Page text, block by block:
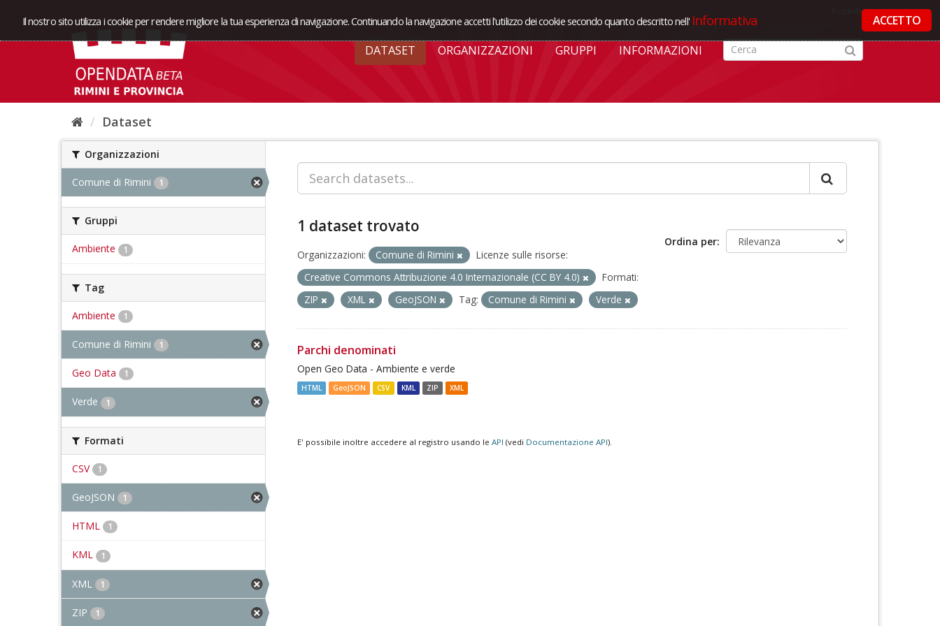
Il nostro sito utilizza i cookie per rendere migliore la tua esperienza di navigazione. Continuando la navigazione accetti l'utilizzo dei cookie secondo quanto descritto nell' Informativa ACCETTO
DATASET ORGANIZZAZIONI GRUPPI INFORMAZIONI
Dataset
Organizzazioni
Comune di Rimini 1
Gruppi
Ambiente 1
Tag
Ambiente 1
Comune di Rimini 1
Geo Data 1
Verde 1
Formati
CSV 1
GeoJSON 1
HTML 1
KML 1
XML 1
ZIP 1
Ordina per
1 dataset trovato
Organizzazioni: Comune di Rimini
Licenze sulle risorse:
Creative Commons Attribuzione 4.0 Internazionale (CC BY 4.0)
Formati:
ZIP
XML GeoJSON Tag: Comune di Rimini Verde
Parchi denominati
Open Geo Data - Ambiente e verde
HTML GeoJSON CSV KML ZIP XML
E' possibile inoltre accedere al registro usando le API (vedi Documentazione API).